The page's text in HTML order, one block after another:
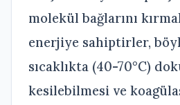
molekül bağlarını
enerjiye sahiptirler,
sıcaklıkta (40-70°C)
kesilebilmesi ve